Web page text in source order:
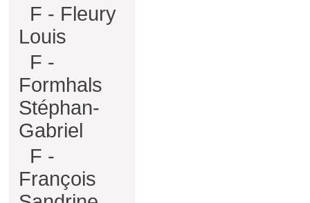
F - Fleury
Louis
F -
Formhals
Stéphan-
Gabriel
F -
François